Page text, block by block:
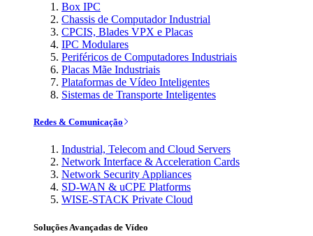
Box IPC
Chassis de Computador Industrial
CPCIS, Blades VPX e Placas
IPC Modulares
Periféricos de Computadores Industriais
Placas Mãe Industriais
Plataformas de Vídeo Inteligentes
Sistemas de Transporte Inteligentes
Redes & Comunicação
Industrial, Telecom and Cloud Servers
Network Interface & Acceleration Cards
Network Security Appliances
SD-WAN & uCPE Platforms
WISE-STACK Private Cloud
Soluções Avançadas de Vídeo